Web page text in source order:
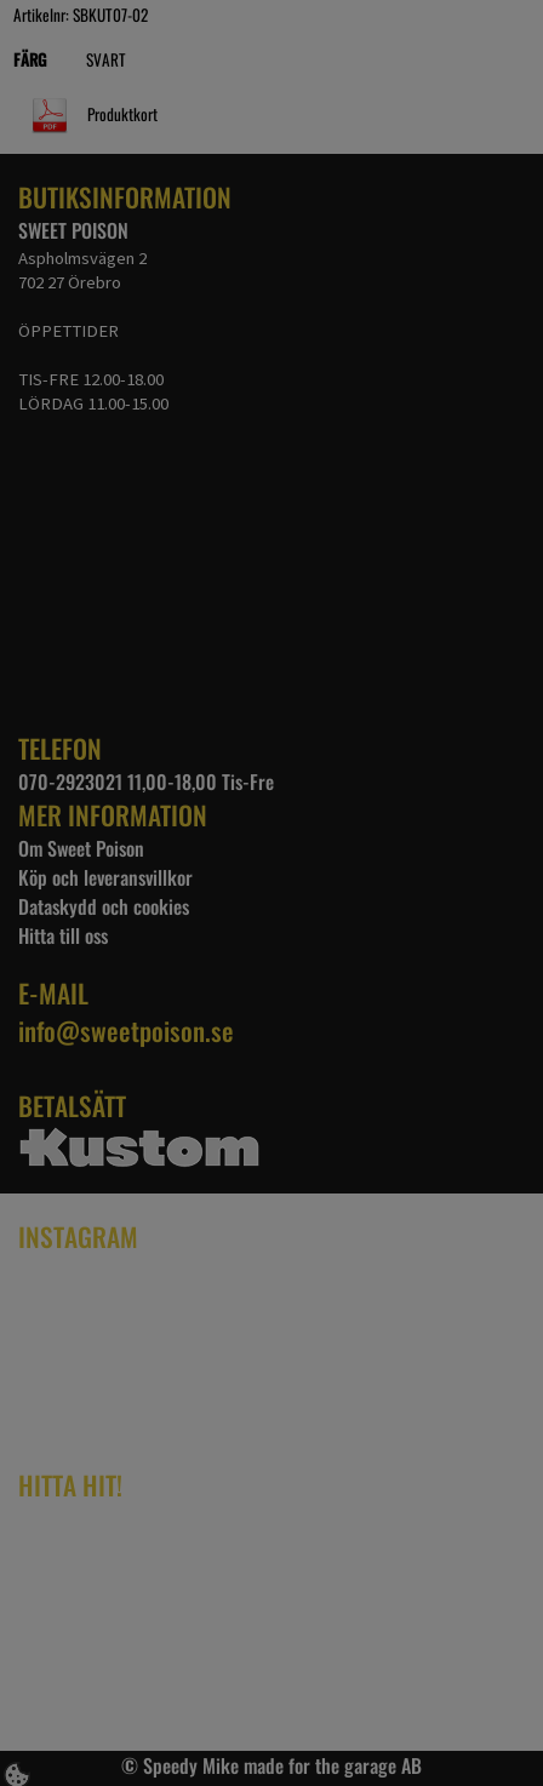
Artikelnr: SBKUT07-02
FÄRG
SVART
Produktkort
BUTIKSINFORMATION
SWEET POISON
Aspholmsvägen 2
702 27 Örebro
ÖPPETTIDER
TIS-FRE 12.00-18.00
LÖRDAG 11.00-15.00
TELEFON
070-2923021 11,00-18,00 Tis-Fre
MER INFORMATION
Om Sweet Poison
Köp och leveransvillkor
Dataskydd och cookies
Hitta till oss
E-MAIL
info@sweetpoison.se
BETALSÄTT
INSTAGRAM
HITTA HIT!
© Speedy Mike made for the garage AB